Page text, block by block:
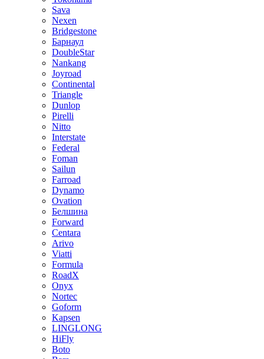
Sava
Nexen
Bridgestone
Барнаул
DoubleStar
Nankang
Joyroad
Continental
Triangle
Dunlop
Pirelli
Nitto
Interstate
Federal
Foman
Sailun
Farroad
Dynamo
Ovation
Белшина
Forward
Centara
Arivo
Viatti
Formula
RoadX
Onyx
Nortec
Goform
Kapsen
LINGLONG
HiFly
Boto